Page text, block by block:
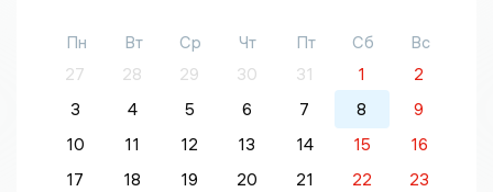
Пн Вт Ср Чт Пт Сб
Вс
27
28 29 30 31 1
2
3
4 5 6 7 8
9
10
11 12 13 14 15
16
17
18 19 20 21 22
23